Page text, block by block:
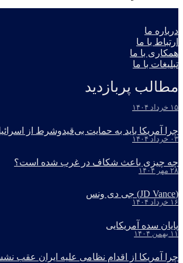
درباره ما
ارتباط با ما
همکاری با ما
تبلیغات با ما
مطالب پربازدید
۱۵ خرداد ۱۴۰۴
چرا آمریکا باید به حمایت بی‌قیدوشرط از
۰۳ خرداد ۱۴۰۴
چه چیزی باعث شکاف در غرب شده است؟
۲۸ مهر ۱۴۰۴
(JD Vance) جی دی ونس
۱۶ خرداد ۱۴۰۴
پایان سده آمریکایی
۱۱ بهمن ۱۴۰۴
چرا آمریکا از اقدام نظامی علیه ایران عقب